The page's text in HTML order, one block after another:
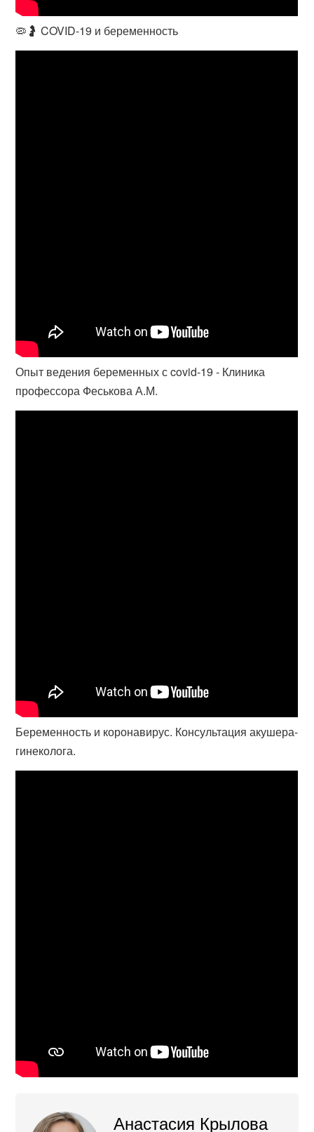
🦠🤰 COVID-19 и беременность
Опыт ведения беременных с covid-19 - Клиника
профессора Феськова А.М.
Беременность и коронавирус. Консультация акушера-
гинеколога.
Анастасия Крылова